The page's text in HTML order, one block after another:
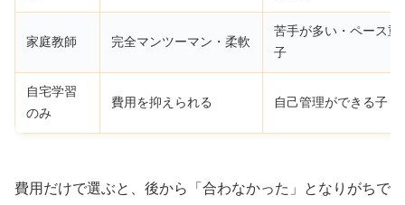
家庭教師 完全マンツーマン・柔軟
苦手が多い・ペース重
子
自宅学習
のみ
費用を抑えられる 自己管理ができる子
費用だけで選ぶと、後から「合わなかった」となりがちで